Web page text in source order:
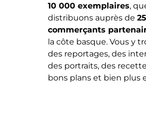
10 000 exemplaires,
distribuons auprès de
commerçants
la côte basque. Vous y
des reportages, des
des portraits, des
bons plans et bien plus